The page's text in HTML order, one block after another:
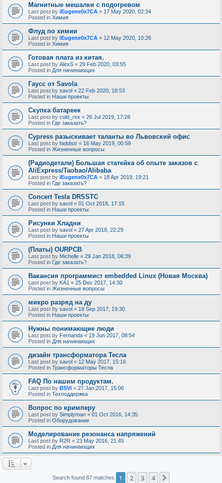
Магнитные мешалки с подогревом
Last post by iEugene0x7CA « 17 May 2020, 02:34
Posted in Химия
Флуд по химии
Last post by iEugene0x7CA « 12 May 2020, 10:26
Posted in Химия
Готовая плата из китая.
Last post by AlexS « 29 Feb 2020, 03:55
Posted in Для начинающих
Гаусс от Savola
Last post by savol « 22 Feb 2020, 18:53
Posted in Наши проекты
Скупка батареек
Last post by cold_rex « 26 Jul 2019, 17:28
Posted in Где заказать?
Cypress разыскивает таланты во Львовский офис
Last post by faddistr « 16 May 2019, 00:59
Posted in Жизненные вопросы
(Радиодетали) Большая статейка об опыте заказов с
AliExpress/Taobao/Alibaba
Last post by iEugene0x7CA « 18 Apr 2019, 19:21
Posted in Где заказать?
Concert Tesla DRSSTC
Last post by savol « 01 Oct 2018, 17:15
Posted in Наши проекты
Рисунки Хладни
Last post by savol « 27 Apr 2018, 22:29
Posted in Наши проекты
(Платы) OURPCB
Last post by Michelle « 29 Jan 2018, 06:39
Posted in Где заказать?
Вакансия программист embedded Linux (Новая Москва)
Last post by KA1 « 25 Dec 2017, 14:30
Posted in Жизненные вопросы
микро разряд на ду
Last post by savol « 18 Sep 2017, 19:30
Posted in Наши проекты
Нужны понимающие люди
Last post by Fernanda « 19 Jun 2017, 08:54
Posted in Для начинающих
дизайн трансформатора Тесла
Last post by savol « 12 May 2017, 15:16
Posted in Трансформаторы Тесла
FAQ По нашим продуктам.
Last post by BSVi « 27 Jan 2017, 15:06
Posted in Техподдержка
Вопрос по кримперу
Last post by Simplyman « 01 Oct 2016, 14:35
Posted in Оборудование
Моделирование резонанса напряжений
Last post by R2R « 23 May 2016, 21:45
Posted in Для начинающих
Search found 87 matches 1 2 3 4